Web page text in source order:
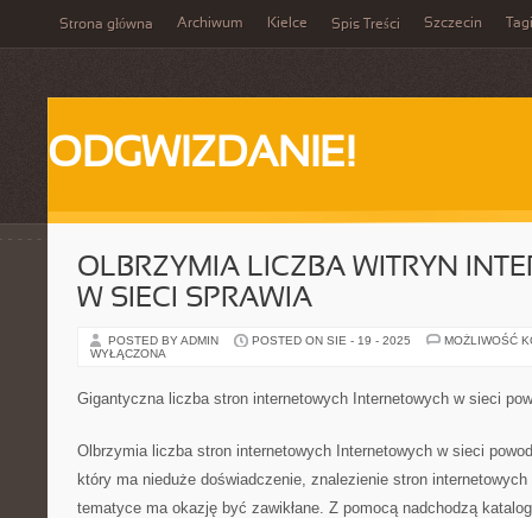
Strona główna Archiwum Kielce Spis Treści Szczecin Tagi
ODGWIZDANIE!
OLBRZYMIA LICZBA WITRYN
W SIECI SPRAWIA
POSTED BY ADMIN POSTED ON SIE - 19 - 2025
MOŻLIWOŚĆ
WYŁĄCZONA
Gigantyczna liczba stron internetowych Internetowych w sieci
Olbrzymia liczba stron internetowych Internetowych w sieci
który ma nieduże doświadczenie, znalezienie stron
tematyce ma okazję być zawikłane. Z pomocą nadchodzą